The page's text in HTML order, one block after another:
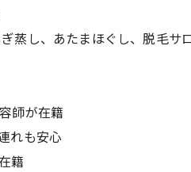
蒸し、あたまほぐし、脱毛サ
師が在籍
れも安心
籍